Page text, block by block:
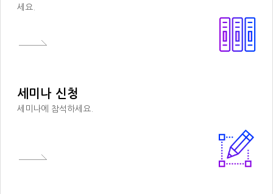
세요.
세미나 신청
세미나에 참석하세요.